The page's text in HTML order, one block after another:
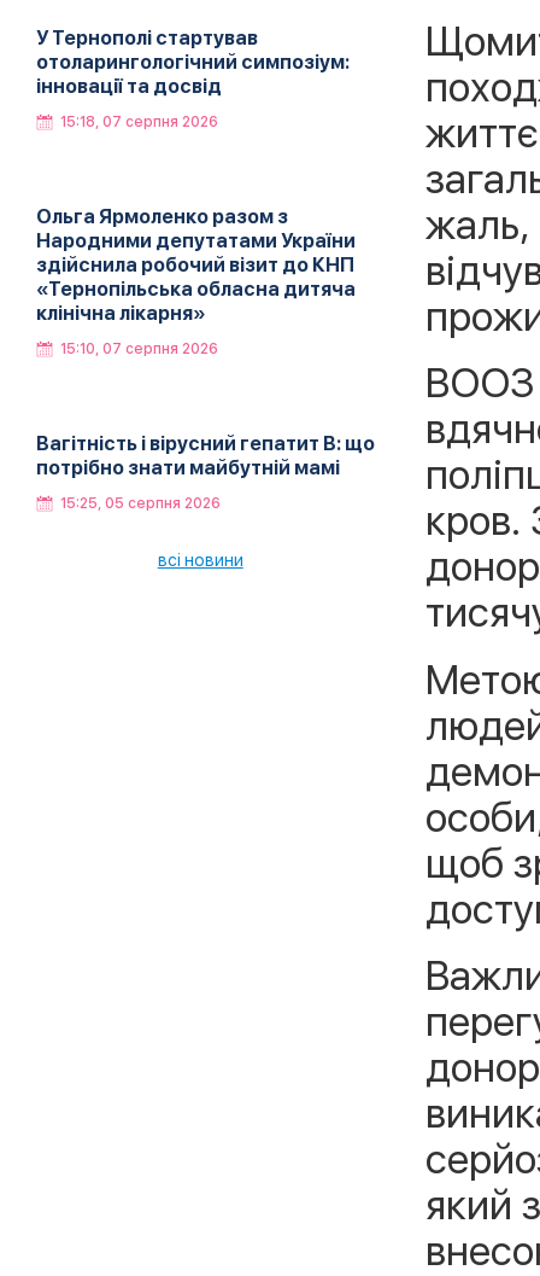
У Тернополі стартував
отоларингологічний симпозіум:
інновації та досвід
15:18, 07 серпня 2026
Ольга Ярмоленко разом з
Народними депутатами України
здійснила робочий візит до КНП
«Тернопільська обласна дитяча
клінічна лікарня»
15:10, 07 серпня 2026
Вагітність і вірусний гепатит В: що
потрібно знати майбутній мамі
15:25, 05 серпня 2026
всі новини
жаль,
ВООЗ
кров.
щоб
який